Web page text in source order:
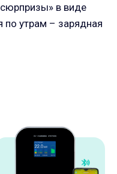
в виде
по утрам – зарядная